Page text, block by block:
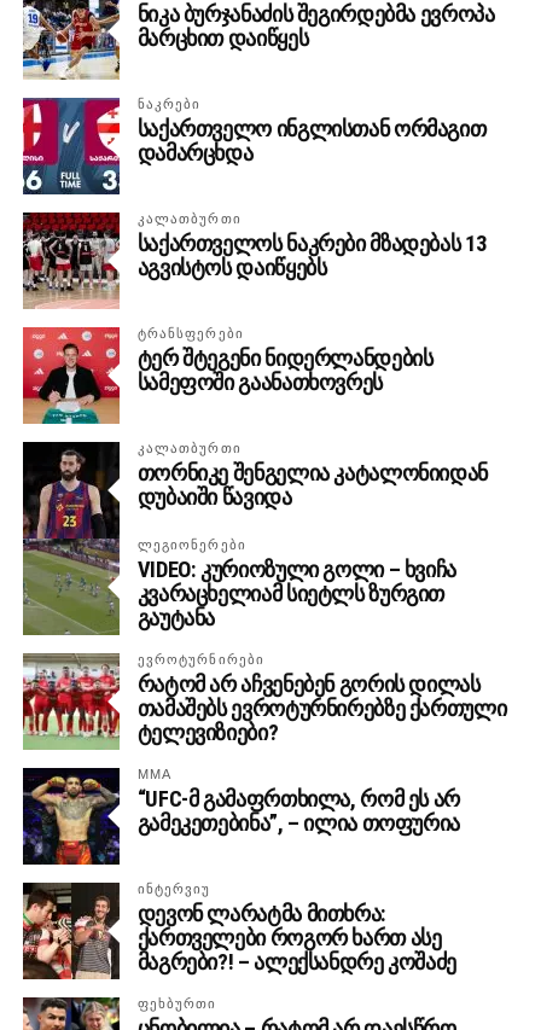
ნიკა ბურჯანაძის შეგირდებმა ევროპა
მარცხით დაიწყეს
ᲜᲐᲙᲠᲔᲑᲘ
საქართველო ინგლისთან ორმაგით
დამარცხდა
ᲙᲐᲚᲐᲗᲑᲣᲠᲗᲘ
საქართველოს ნაკრები მზადებას 13
აგვისტოს დაიწყებს
ᲢᲠᲐᲜᲡᲤᲔᲠᲔᲑᲘ
ტერ შტეგენი ნიდერლანდების
სამეფოში გაანათხოვრეს
ᲙᲐᲚᲐᲗᲑᲣᲠᲗᲘ
თორნიკე შენგელია კატალონიიდან
დუბაიში წავიდა
ᲚᲔᲒᲘᲝᲜᲔᲠᲔᲑᲘ
VIDEO: კურიოზული გოლი – ხვიჩა
კვარაცხელიამ სიეტლს ზურგით
გაუტანა
ᲔᲕᲠᲝᲢᲣᲠᲜᲘᲠᲔᲑᲘ
რატომ არ აჩვენებენ გორის დილას
თამაშებს ევროტურნირებზე ქართული
ტელევიზიები?
MMA
“UFC-მ გამაფრთხილა, რომ ეს არ
გამეკეთებინა”, – ილია თოფურია
ᲘᲜᲢᲔᲠᲕᲘᲣ
დევონ ლარატმა მითხრა:
ქართველები როგორ ხართ ასე
მაგრები?! – ალექსანდრე კოშაძე
ᲤᲔᲮᲑᲣᲠᲗᲘ